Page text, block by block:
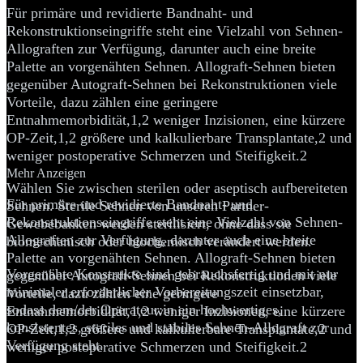
Für primäre und revidierte Bandnaht- und
Rekonstruktionseingriffe steht eine Vielzahl von Sehnen-
Allograften zur Verfügung, darunter auch eine breite
Palette an vorgenähten Sehnen. Allograft-Sehnen bieten
gegenüber Autograft-Sehnen bei Rekonstruktionen viele
Vorteile, dazu zählen eine geringere
Entnahmemorbidität,1,2 weniger Inzisionen, eine kürzere
OP-Zeit,1,2 größere und kalkulierbare Transplantate,2 und
weniger postoperative Schmerzen und Steifigkeit.2
Wählen Sie zwischen sterilen oder aseptisch aufbereiteten
Sehnen. Sterile Sehnen von unseren Partner-
Gewebebanken werden sterilisiert, ohne dass sie
biomechanisch oder biochemisch verändert werden.
Vorgenähte Konstrukte sind gebrauchsfertig und mit nur
minimaler erforderlicher Vorbereitungszeit einsetzbar,
sodass dem/der Operateur:in ein hochwertiges,
konsistentes, steriles und stabiles Sehnen-Allograft zur
Verfügung steht.
Mehr Anzeigen
Für primäre und revidierte Bandnaht- und
Rekonstruktionseingriffe steht eine Vielzahl von Sehnen-
Allograften zur Verfügung, darunter auch eine breite
Palette an vorgenähten Sehnen. Allograft-Sehnen bieten
gegenüber Autograft-Sehnen bei Rekonstruktionen viele
Vorteile, dazu zählen eine geringere
Entnahmemorbidität,1,2 weniger Inzisionen, eine kürzere
OP-Zeit,1,2 größere und kalkulierbare Transplantate,2 und
weniger postoperative Schmerzen und Steifigkeit.2